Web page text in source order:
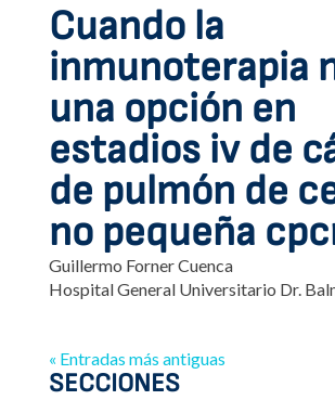
Cuando la
inmunoterapia
una opción en
estadios iv de
de pulmón de
no pequeña
Guillermo Forner Cuenca
Hospital General Universitario Dr.
« Entradas más antiguas
SECCIONES